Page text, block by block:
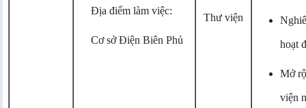
Địa điểm làm việc:
Cơ sở Điện Biên Phủ
Thư viện
hoạt
Mở
viện